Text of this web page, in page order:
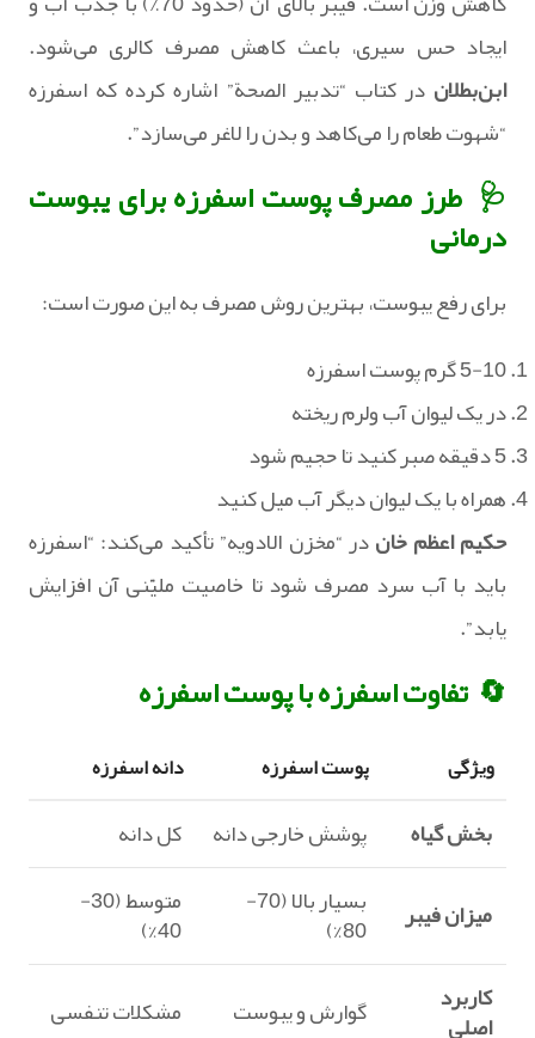
ایجاد حس سیری، باعث کاهش مصرف کالری می‌شود.
ابن‌بطلان در کتاب “تدبیر الصحة” اشاره کرده که اسفرزه
“شهوت طعام را می‌کاهد و بدن را لاغر می‌سازد”.
🩺 طرز مصرف پوست اسفرزه برای یبوست
درمانی
برای رفع یبوست، بهترین روش مصرف به این صورت است:
5-10 گرم پوست اسفرزه
در یک لیوان آب ولرم ریخته
5 دقیقه صبر کنید تا حجیم شود
همراه با یک لیوان دیگر آب میل کنید
حکیم اعظم خاندر “مخزن الادویه” تأکید می‌کند: “اسفرزه
باید با آب سرد مصرف شود تا خاصیت ملیّنی آن افزایش
یابد”.
🔄 تفاوت اسفرزه با پوست اسفرزه
ویژگی پوست اسفرزه دانه اسفرزه
بخش گیاه پوشش خارجی دانه
کل دانه
میزان فیبر
بسیار بالا (70-
80%)
متوسط (30-
40%)
کاربرد
اصلی گوارش و یبوست مشکلات تنفسی